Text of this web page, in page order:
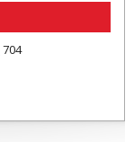
704